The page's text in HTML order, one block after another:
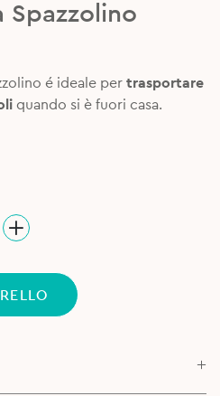
Spazzolino
é ideale per trasportare
quando si è fuori casa.